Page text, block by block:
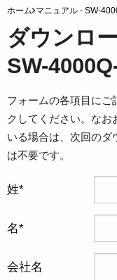
ホーム マニュアル - SW-
ダウンロ
SW-
フォームの各項目にご
クしてください。なお
いる場合は、次回のダ
は不要です。
姓
名
会社名